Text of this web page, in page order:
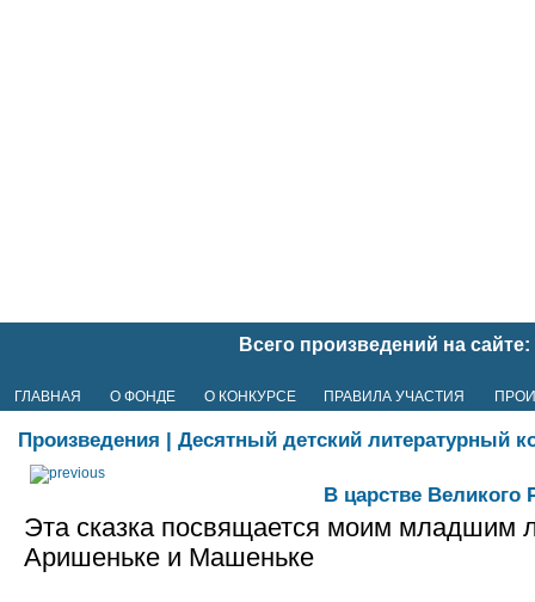
Всего произведений на
ГЛАВНАЯ О ФОНДЕ О КОНКУРСЕ ПРАВИЛА УЧАСТИЯ
Произведения | Десятный детский литературный
В царстве Великого
Эта сказка посвящается моим младшим
Аришеньке и Машеньке